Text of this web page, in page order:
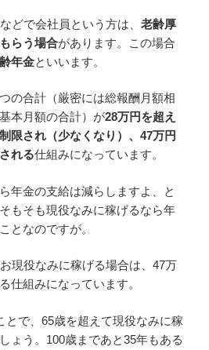
どで会社員という方は、 老齢厚
らう場合があります。この場合
年金といいます。
の合計（厳密には総報酬月額相
本月額の合計）が28万円を超え
限され（少なくなり）、47万円
れる仕組みになっています。
年金の支給は減らしますよ、と
もそも現役なみに稼げるなら年
となのですが。
現役なみに稼げる場合は、47万
仕組みになっています。
とで、65歳を超えて現役なみに稼
ょう。100歳まであと35年もある